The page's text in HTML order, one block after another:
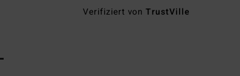
Verifiziert vonTrustVille